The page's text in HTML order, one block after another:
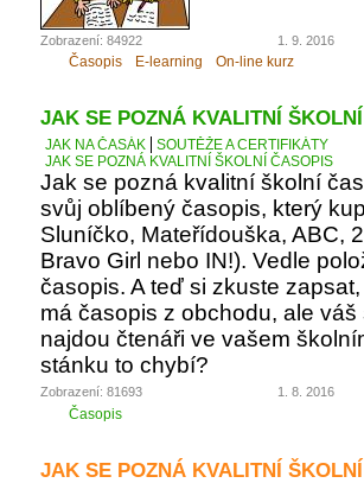
Zobrazení: 84922 1. 9. 2016
Časopis E-learning On-line kurz
JAK SE POZNÁ KVALITNÍ
JAK NA ČASÁK
SOUTĚŽE A CERTIFIKÁTY
JAK SE POZNÁ KVALITNÍ ŠKOLNÍ ČASOPIS
Jak se pozná kvalitní školní
svůj oblíbený časopis, který
Sluníčko, Mateřídouška, ABC,
Bravo Girl nebo IN!). Vedle
časopis. A teď si zkuste
má časopis z obchodu, ale
najdou čtenáři ve vašem
stánku to chybí?
Zobrazení: 81693 1. 8. 2016
Časopis
JAK SE POZNÁ KVALITNÍ